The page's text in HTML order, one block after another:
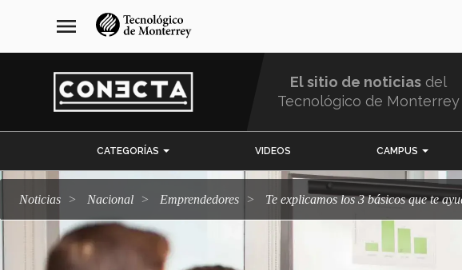
navegación
principal
menu
El sitio de noticias del
Tecnológico de Monterrey
CATEGORÍAS VIDEOS CAMPUS
Noticias Nacional emprendedores Te explicamos los 3 básicos que te